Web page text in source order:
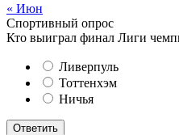
« Июн
Спортивный опрос
Кто выиграл финал Лиги
Ливерпуль
Тоттенхэм
Ничья
Ответить